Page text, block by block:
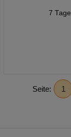
7 Tage
Seite: 1